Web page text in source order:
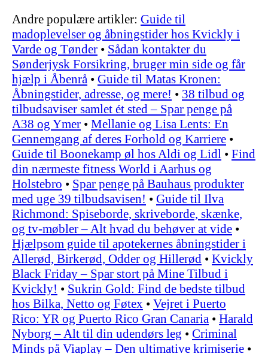
Andre populære artikler: Guide til
madoplevelser og åbningstider hos Kvickly i
Varde og Tønder • Sådan kontakter du
Sønderjysk Forsikring, bruger min side og får
hjælp i Åbenrå • Guide til Matas Kronen:
Åbningstider, adresse, og mere! • 38 tilbud og
tilbudsaviser samlet ét sted – Spar penge på
A38 og Ymer • Mellanie og Lisa Lents: En
Gennemgang af deres Forhold og Karriere •
Guide til Boonekamp øl hos Aldi og Lidl • Find
din nærmeste fitness World i Aarhus og
Holstebro • Spar penge på Bauhaus produkter
med uge 39 tilbudsavisen! • Guide til Ilva
Richmond: Spiseborde, skriveborde, skænke,
og tv-møbler – Alt hvad du behøver at vide •
Hjælpsom guide til apotekernes åbningstider i
Allerød, Birkerød, Odder og Hillerød • Kvickly
Black Friday – Spar stort på Mine Tilbud i
Kvickly! • Sukrin Gold: Find de bedste tilbud
hos Bilka, Netto og Føtex • Vejret i Puerto
Rico: YR og Puerto Rico Gran Canaria • Harald
Nyborg – Alt til din udendørs leg • Criminal
Minds på Viaplay – Den ultimative krimiserie •